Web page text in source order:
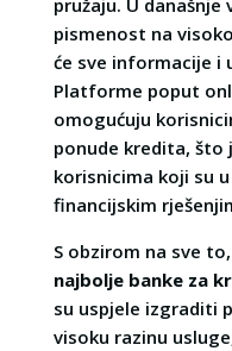
pismenost na
će sve informacije i
Platforme poput
omogućuju
ponude kredita, što
korisnicima koji su
financijskim
S obzirom na sve
najbolje banke za
su uspjele izgraditi
visoku razinu